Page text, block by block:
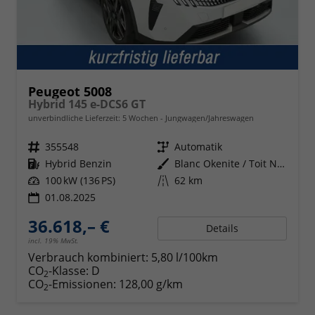
Peugeot 5008
Hybrid 145 e-DCS6 GT
unverbindliche Lieferzeit: 5 Wochen Jungwagen/Jahreswagen
Fahrzeugnr. 355548 Getriebe Automatik
Kraftstoff Hybrid Benzin Außenfarbe
Blanc Okenite / Toit Noir
Leistung 100 kW (136 PS) Kilometerstand 62 km
01.08.2025
36.618,– €
incl. 19% MwSt.
Details
Verbrauch kombiniert: 5,80 l/100km
CO2-Klasse: D
CO2-Emissionen: 128,00 g/km